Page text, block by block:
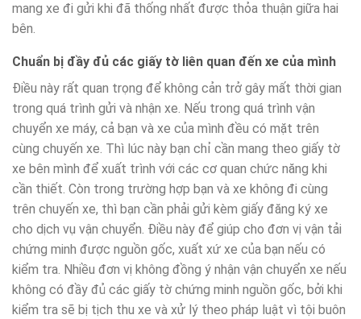
mang xe đi gửi khi đã thống nhất được thỏa thuận giữa hai
bên.
Chuẩn bị đầy đủ các giấy tờ liên quan đến xe của mình
Điều này rất quan trọng để không cản trở gây mất thời gian
trong quá trình gửi và nhận xe. Nếu trong quá trình vận
chuyển xe máy, cả bạn và xe của mình đều có mặt trên
cùng chuyến xe. Thì lúc này bạn chỉ cần mang theo giấy tờ
xe bên mình để xuất trình với các cơ quan chức năng khi
cần thiết. Còn trong trường hợp bạn và xe không đi cùng
trên chuyến xe, thì bạn cần phải gửi kèm giấy đăng ký xe
cho dịch vụ vận chuyển. Điều này để giúp cho đơn vị vận tải
chứng minh được nguồn gốc, xuất xứ xe của bạn nếu có
kiểm tra. Nhiều đơn vị không đồng ý nhận vận chuyển xe nếu
không có đầy đủ các giấy tờ chứng minh nguồn gốc, bởi khi
kiểm tra sẽ bị tịch thu xe và xử lý theo pháp luật vì tội buôn